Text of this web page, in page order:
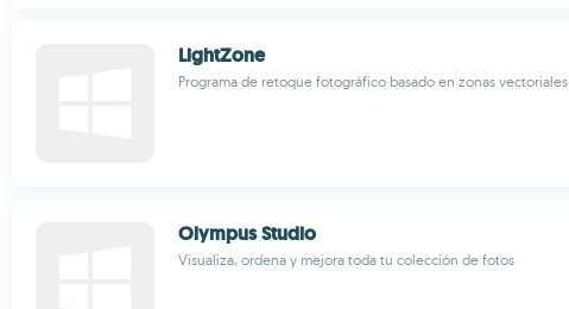
LightZone
Programa de retoque fotográfico basado en zonas vectoriales
Olympus Studio
Visualiza, ordena y mejora toda tu colección de fotos